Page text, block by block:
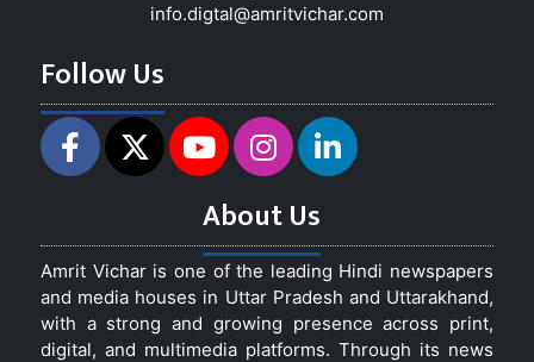
info.digtal@amritvichar.com
Follow Us
About Us
Amrit Vichar is one of the leading Hindi newspapers
and media houses in Uttar Pradesh and Uttarakhand,
with a strong and growing presence across print,
digital, and multimedia platforms. Through its news